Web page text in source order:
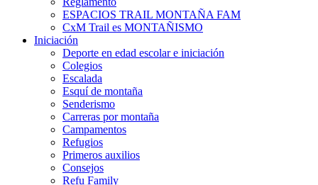
ESPACIOS TRAIL MONTAÑA FAM
CxM Trail es MONTAÑISMO
Iniciación
Deporte en edad escolar e iniciación
Colegios
Escalada
Esquí de montaña
Senderismo
Carreras por montaña
Campamentos
Refugios
Primeros auxilios
Consejos
Refu Family